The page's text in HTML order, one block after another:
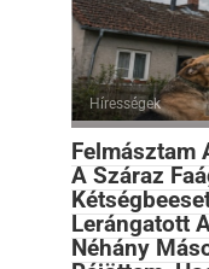
Hírességek
Felmásztam
A Száraz
Lerángatott
Néhány